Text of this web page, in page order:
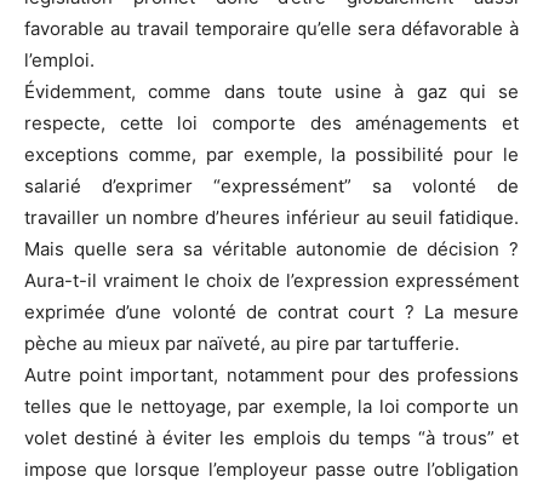
favorable au travail temporaire qu’elle sera défavorable à
l’emploi.
Évidemment, comme dans toute usine à gaz qui se
respecte, cette loi comporte des aménagements et
exceptions comme, par exemple, la possibilité pour le
salarié d’exprimer “expressément” sa volonté de
travailler un nombre d’heures inférieur au seuil fatidique.
Mais quelle sera sa véritable autonomie de décision ?
Aura-t-il vraiment le choix de l’expression expressément
exprimée d’une volonté de contrat court ? La mesure
pèche au mieux par naïveté, au pire par tartufferie.
Autre point important, notamment pour des professions
telles que le nettoyage, par exemple, la loi comporte un
volet destiné à éviter les emplois du temps “à trous” et
impose que lorsque l’employeur passe outre l’obligation